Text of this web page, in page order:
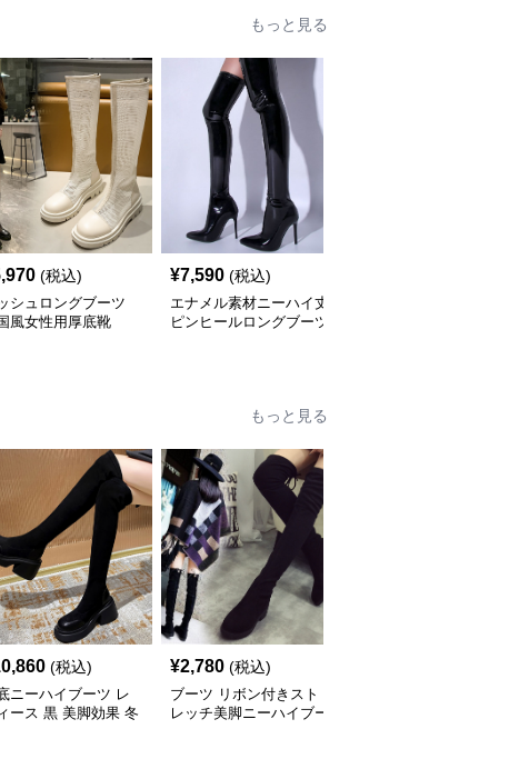
もっと見る
(税込)
シュロングブーツ
風女性用厚底靴
¥7,590 (税込)
エナメル素材ニーハイ丈
ピンヒールロングブーツ
もっと見る
(税込)
ニーハイブーツ レ
ース 黒 美脚効果 冬
¥2,780 (税込)
ブーツ リボン付きスト
レッチ美脚ニーハイブー